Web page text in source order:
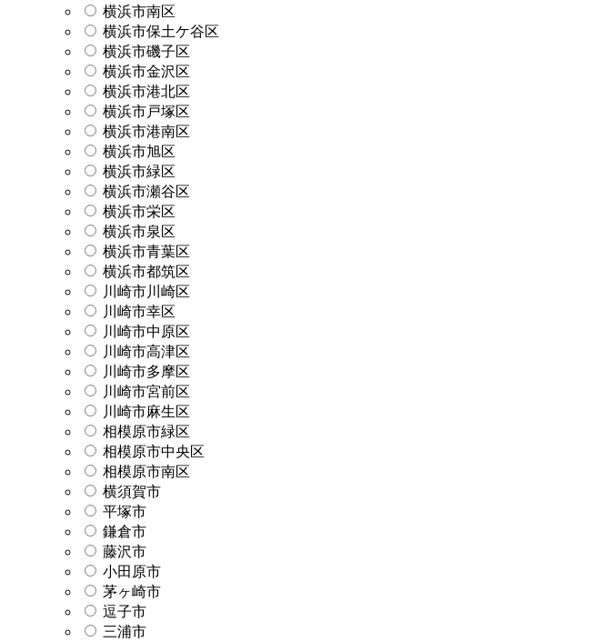
横浜市南区
横浜市保土ケ谷区
横浜市磯子区
横浜市金沢区
横浜市港北区
横浜市戸塚区
横浜市港南区
横浜市旭区
横浜市緑区
横浜市瀬谷区
横浜市栄区
横浜市泉区
横浜市青葉区
横浜市都筑区
川崎市川崎区
川崎市幸区
川崎市中原区
川崎市高津区
川崎市多摩区
川崎市宮前区
川崎市麻生区
相模原市緑区
相模原市中央区
相模原市南区
横須賀市
平塚市
鎌倉市
藤沢市
小田原市
茅ヶ崎市
逗子市
三浦市